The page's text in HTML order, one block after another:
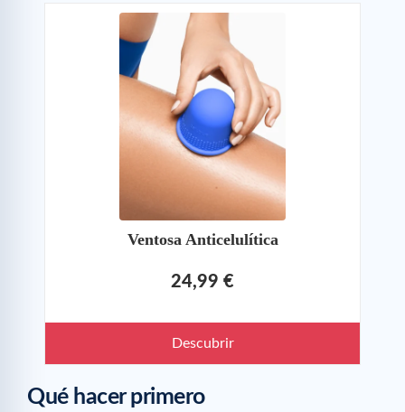
Ventosa Anticelulítica
24,99 €
Descubrir
Qué hacer primero